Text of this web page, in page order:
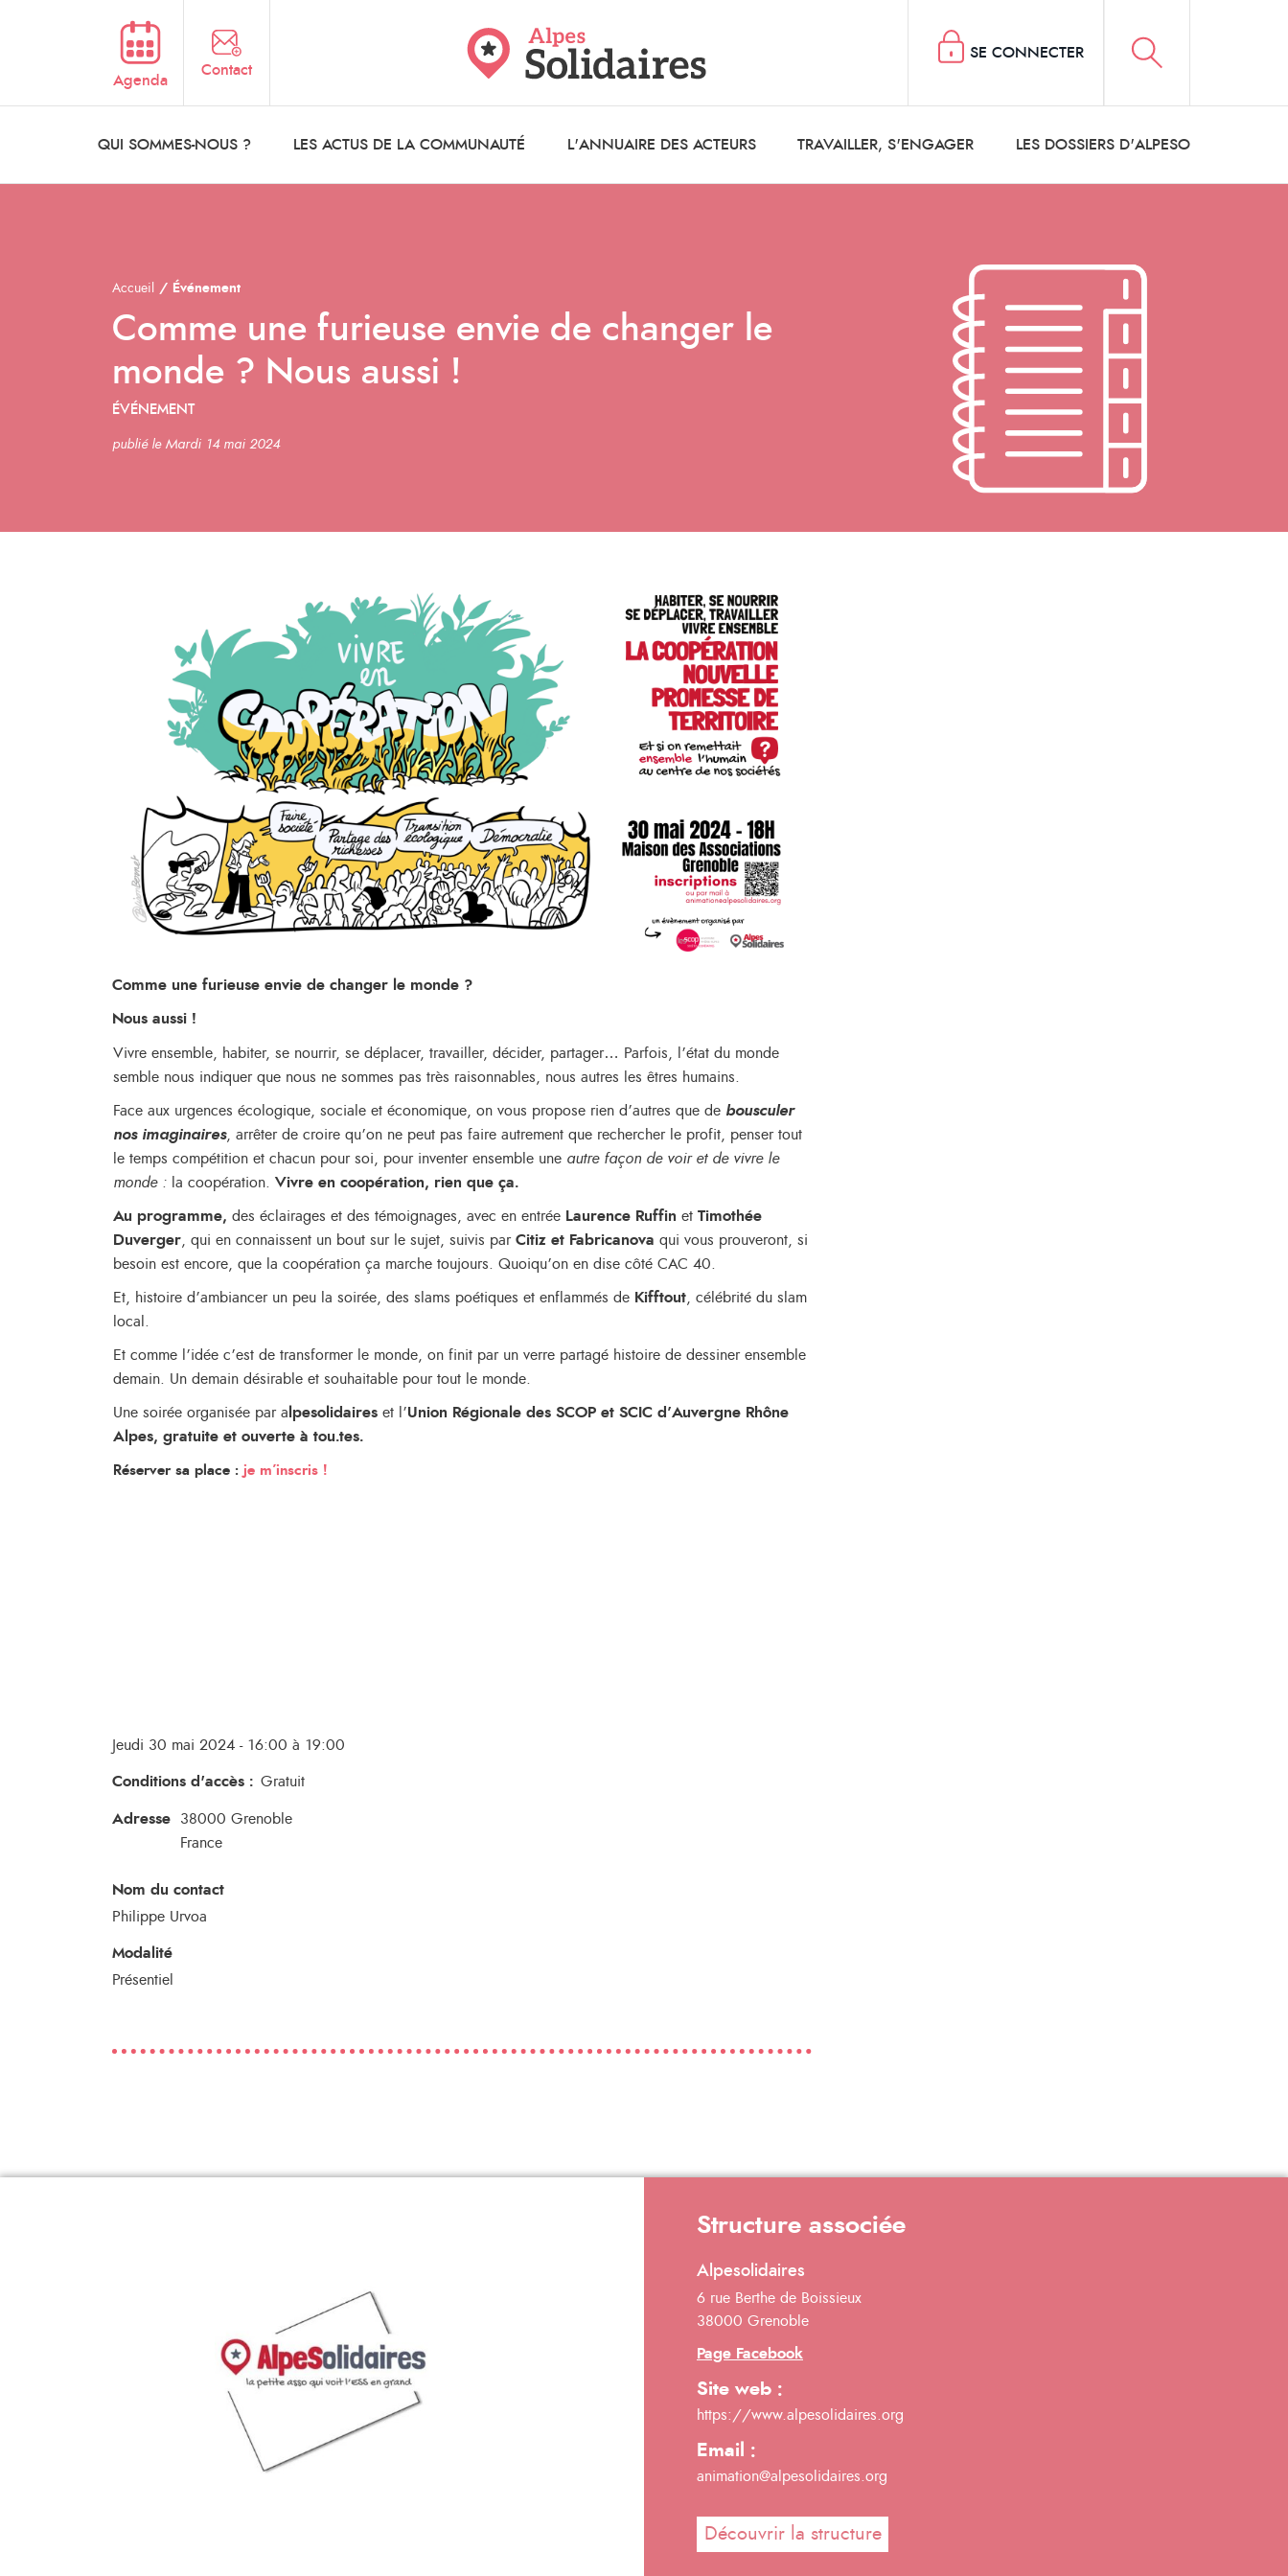
Agenda
Contact
QUI SOMMES-NOUS ? LES ACTUS DE LA COMMUNAUTÉ L'ANNUAIRE DES ACTEURS TRAVAILLER, S'ENGAGER LES DOSSIERS D'ALPESO
SE CONNECTER
Accueil Événement
Comme une furieuse envie de changer le
monde ? Nous aussi !
ÉVÉNEMENT
publié le Mardi 14 mai 2024
Comme une furieuse envie de changer le monde ?
Nous aussi !
Vivre ensemble, habiter, se nourrir, se déplacer, travailler, décider, partager… Parfois, l’état du monde
semble nous indiquer que nous ne sommes pas très raisonnables, nous autres les êtres humains.
Face aux urgences écologique, sociale et économique, on vous propose rien d’autres que de bousculer
nos imaginaires, arrêter de croire qu’on ne peut pas faire autrement que rechercher le profit, penser tout
le temps compétition et chacun pour soi, pour inventer ensemble une autre façon de voir et de vivre le
monde : la coopération. Vivre en coopération, rien que ça.
Au programme, des éclairages et des témoignages, avec en entrée Laurence Ruffin et Timothée
Duverger , qui en connaissent un bout sur le sujet, suivis par Citiz et Fabricanova qui vous prouveront, si
besoin est encore, que la coopération ça marche toujours. Quoiqu’on en dise côté CAC 40.
Et, histoire d’ambiancer un peu la soirée, des slams poétiques et enflammés de Kifftout , célébrité du slam
local.
Et comme l’idée c’est de transformer le monde, on finit par un verre partagé histoire de dessiner ensemble
demain. Un demain désirable et souhaitable pour tout le monde.
Une soirée organisée par a lpesolidaires et l’Union Régionale des SCOP et SCIC d’Auvergne Rhône
Alpes, gratuite et ouverte à tou.tes.
Réserver sa place : je m’inscris !
Jeudi 30 mai 2024 - 16:00 à 19:00
Conditions d'accès : Gratuit
Adresse 38000 Grenoble
France
Nom du contact
Philippe Urvoa
Modalité
Présentiel
Structure associée
Alpesolidaires
6 rue Berthe de Boissieux
38000 Grenoble
Page Facebook
Site web :
https://www.alpesolidaires.org
Email :
animation@alpesolidaires.org
Découvrir la structure